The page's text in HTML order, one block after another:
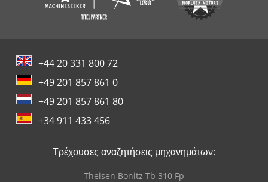
+44 20 331 800 72
+49 201 857 861 0
+49 201 857 861 80
+34 911 433 456
Τρέχουσες αναζητήσεις μηχανημάτων:
Theisen Bonitz Tb 310 Fp